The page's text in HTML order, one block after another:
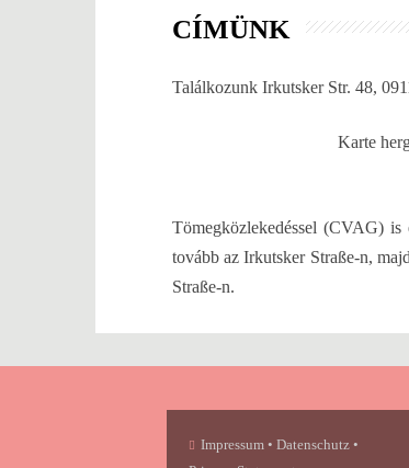
CÍMÜNK
Találkozunk Irkutsker Str. 48,
Karte
Tömegközlekedéssel (CVAG)
tovább az Irkutsker Straße-n,
Straße-n.
Impressum • Datenschutz •